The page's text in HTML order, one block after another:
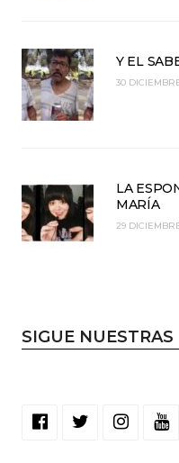
Y EL
30
LA
MARÍA
29
SIGUE NUESTRAS